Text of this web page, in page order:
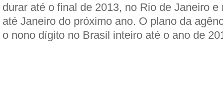
durar até o final de 2013, no Rio de Janeiro
até Janeiro do próximo ano. O plano da
o nono dígito no Brasil inteiro até o ano de